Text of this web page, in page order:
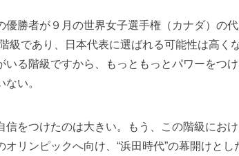
勝者が９月の世界女子選手権（カナダ）の
級であり、日本代表に選ばれる可能性は高く
いる階級ですから、もっともっとパワーをつ
ない。
をつけたのは大きい。もう、この階級にお
オリンピックへ向け、“浜田時代”の幕開けとし